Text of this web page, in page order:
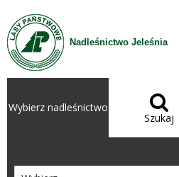
Przejdź do treści
Nadleśnictwo Jeleśnia
Wybierz nadleśnictwo 
Szukaj